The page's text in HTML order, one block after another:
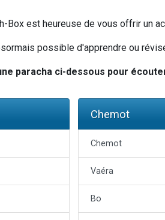
Box est heureuse de vous offrir un
possible d'apprendre ou
paracha ci-dessous pour
Chemot
Chemot
Vaéra
Bo